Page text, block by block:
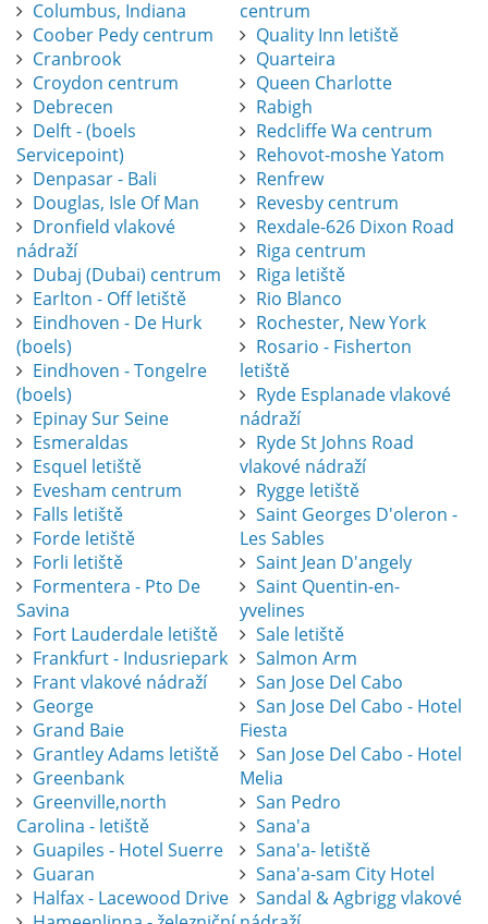
Columbus, Indiana
Coober Pedy centrum
Cranbrook
Croydon centrum
Debrecen
Delft - (boels
Servicepoint)
Denpasar - Bali
Douglas, Isle Of Man
Dronfield vlakové
nádraží
Dubaj (Dubai) centrum
Earlton - Off letiště
Eindhoven - De Hurk
(boels)
Eindhoven - Tongelre
(boels)
Epinay Sur Seine
Esmeraldas
Esquel letiště
Evesham centrum
Falls letiště
Forde letiště
Forli letiště
Formentera - Pto De
Savina
Fort Lauderdale letiště
Frankfurt - Indusriepark
Frant vlakové nádraží
George
Grand Baie
Grantley Adams letiště
Greenbank
Greenville,north
Carolina - letiště
Guapiles - Hotel Suerre
Guaran
Halfax - Lacewood Drive
centrum
Quality Inn letiště
Quarteira
Queen Charlotte
Rabigh
Redcliffe Wa centrum
Rehovot-moshe Yatom
Renfrew
Revesby centrum
Rexdale-626 Dixon Road
Riga centrum
Riga letiště
Rio Blanco
Rochester, New York
Rosario - Fisherton
letiště
Ryde Esplanade vlakové
nádraží
Ryde St Johns Road
vlakové nádraží
Rygge letiště
Saint Georges D'oleron -
Les Sables
Saint Jean D'angely
Saint Quentin-en-
yvelines
Sale letiště
Salmon Arm
San Jose Del Cabo
San Jose Del Cabo - Hotel
Fiesta
San Jose Del Cabo - Hotel
Melia
San Pedro
Sana'a
Sana'a- letiště
Sana'a-sam City Hotel
Sandal & Agbrigg vlakové